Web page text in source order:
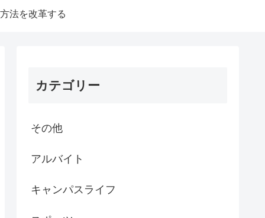
法を改革する
カテゴリー
その他
アルバイト
キャンパスライフ